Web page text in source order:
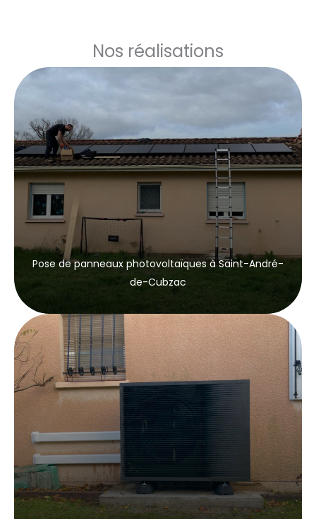
Nos réalisations
Pose de panneaux photovoltaïques à Saint-André-
de-Cubzac